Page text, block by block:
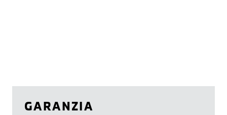
GARANZIA